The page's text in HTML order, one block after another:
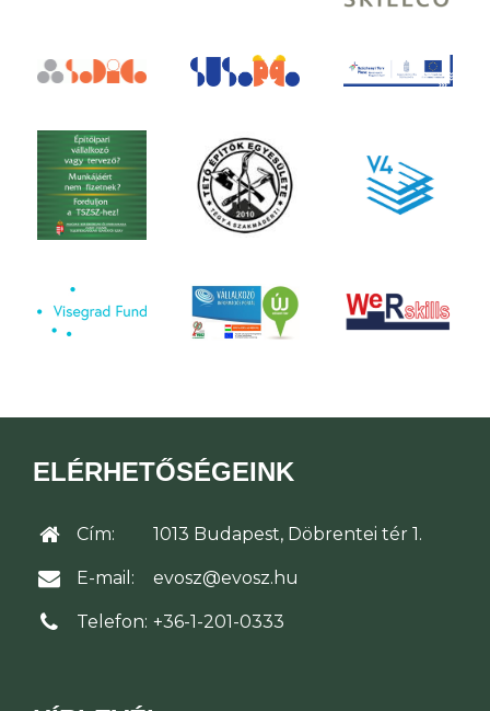
ELÉRHETŐSÉGEINK
Cím: 1013 Budapest, Döbrentei tér 1.
E-mail: evosz@evosz.hu
Telefon: +36-1-201-0333